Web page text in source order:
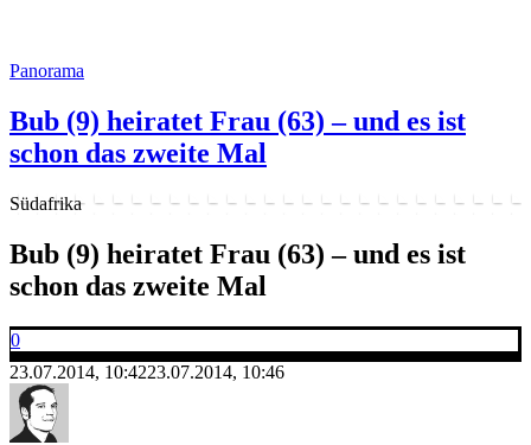
Panorama
Bub (9) heiratet Frau (63) – und es ist
schon das zweite Mal
Südafrika
Bub (9) heiratet Frau (63) – und es ist
schon das zweite Mal
0
23.07.2014, 10:4223.07.2014, 10:46